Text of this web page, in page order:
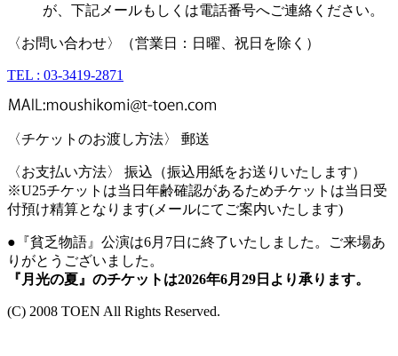
が、下記メールもしくは電話番号へご連絡ください。
〈お問い合わせ〉（営業日：日曜、祝日を除く）
TEL : 03-3419-2871
〈チケットのお渡し方法〉 郵送
〈お支払い方法〉 振込（振込用紙をお送りいたします）
※U25チケットは当日年齢確認があるためチケットは当日受
付預け精算となります(メールにてご案内いたします)
●『貧乏物語』公演は6月7日に終了いたしました。ご来場あ
りがとうございました。
『月光の夏』のチケットは2026年6月29日より承ります。
(C) 2008 TOEN All Rights Reserved.